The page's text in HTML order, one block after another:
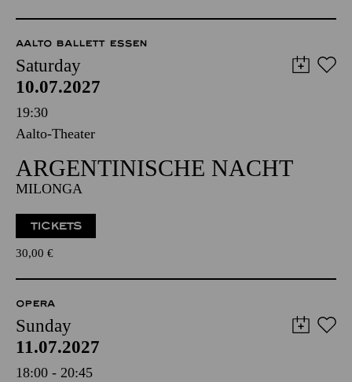
AALTO BALLETT ESSEN
Saturday
10.07.2027
19:30
Aalto-Theater
ARGENTINISCHE NACHT
MILONGA
TICKETS
30,00 €
OPERA
Sunday
11.07.2027
18:00 - 20:45